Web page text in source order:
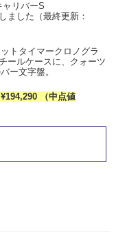
ャリバーS
ました（最終更新：
トタイマークロノグラ
ールケースに、クォーツ
ー文字盤。
（中点値